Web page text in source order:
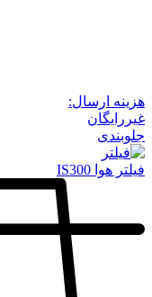
هزینه ارسال:
غیررایگان
جلوبندی
فیلتر هوا IS300